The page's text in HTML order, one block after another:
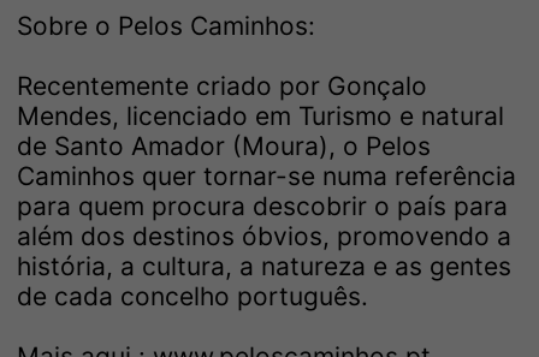
Sobre o Pelos Caminhos:
Recentemente criado por Gonçalo
Mendes, licenciado em Turismo e natural
de Santo Amador (Moura), o Pelos
Caminhos quer tornar-se numa referência
para quem procura descobrir o país para
além dos destinos óbvios, promovendo a
história, a cultura, a natureza e as gentes
de cada concelho português.